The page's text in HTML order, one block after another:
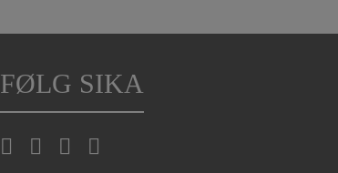
FØLG SIKA